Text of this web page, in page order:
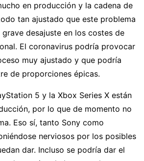
en producción y la cadena de
tan ajustado que este problema
desajuste en los costes de
El coronavirus podría provocar
muy ajustado y que podría
de proporciones épicas.
5 y la Xbox Series X están
por lo que de momento no
Eso sí, tanto Sony como
nerviosos por los posibles
dar. Incluso se podría dar el